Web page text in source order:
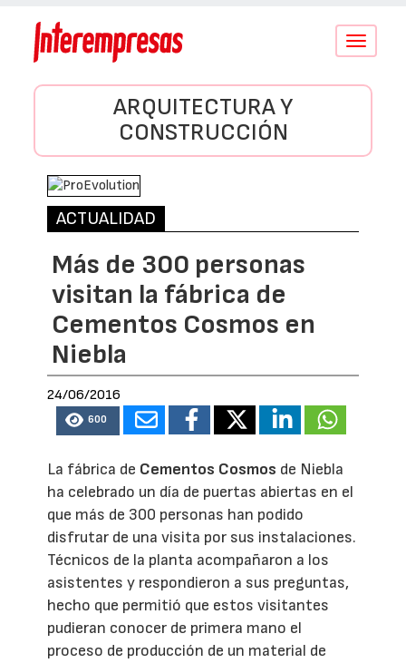
Conmutar
ARQUITECTURA Y
CONSTRUCCIÓN
ACTUALIDAD
Más de 300 personas
visitan la fábrica de
Cementos Cosmos en
Niebla
24/06/2016
600
La fábrica de Cementos Cosmos de Niebla
ha celebrado un día de puertas abiertas en el
que más de 300 personas han podido
disfrutar de una visita por sus instalaciones.
Técnicos de la planta acompañaron a los
asistentes y respondieron a sus preguntas,
hecho que permitió que estos visitantes
pudieran conocer de primera mano el
proceso de producción de un material de